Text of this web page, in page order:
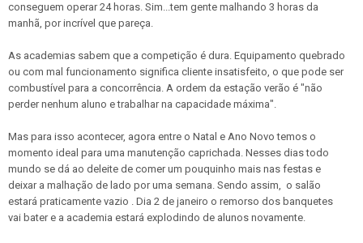
conseguem operar 24 horas. Sim...tem gente malhando 3 horas da
manhã, por incrível que pareça.
As academias sabem que a competição é dura. Equipamento quebrado
ou com mal funcionamento significa cliente insatisfeito, o que pode ser
combustível para a concorrência. A ordem da estação verão é "não
perder nenhum aluno e trabalhar na capacidade máxima".
Mas para isso acontecer, agora entre o Natal e Ano Novo temos o
momento ideal para uma manutenção caprichada. Nesses dias todo
mundo se dá ao deleite de comer um pouquinho mais nas festas e
deixar a malhação de lado por uma semana. Sendo assim, o salão
estará praticamente vazio . Dia 2 de janeiro o remorso dos banquetes
vai bater e a academia estará explodindo de alunos novamente.